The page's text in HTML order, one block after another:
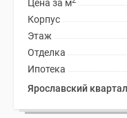
Цена за м
Корпус
Этаж
Отделка
Ипотека
Ярославский квартал